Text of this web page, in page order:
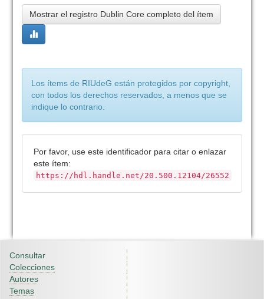
Mostrar el registro Dublin Core completo del ítem
Los ítems de RIUdeG están protegidos por copyright,
con todos los derechos reservados, a menos que se
indique lo contrario.
Por favor, use este identificador para citar o enlazar
este ítem:
https://hdl.handle.net/20.500.12104/26552
Consultar
Colecciones
Autores
Temas